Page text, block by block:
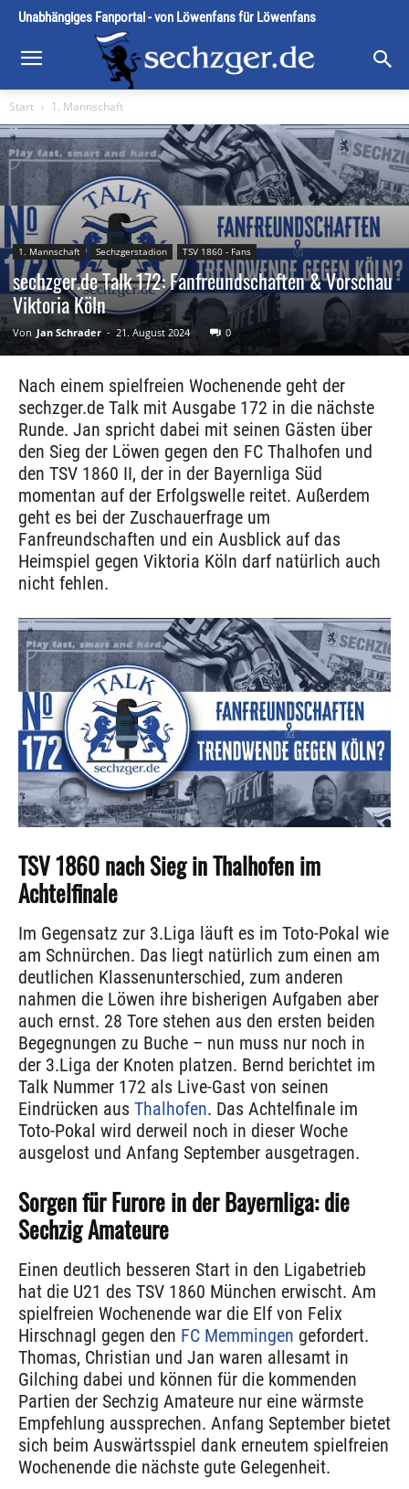
Unabhängiges Fanportal - von Löwenfans für Löwenfans
Start 1. Mannschaft
1. Mannschaft Sechzgerstadion TSV 1860 - Fans
sechzger.de Talk 172: Fanfreundschaften & Vorschau
Viktoria Köln
Von Jan Schrader - 21. August 2024 0
Nach einem spielfreien Wochenende geht der
sechzger.de Talk mit Ausgabe 172 in die nächste
Runde. Jan spricht dabei mit seinen Gästen über
den Sieg der Löwen gegen den FC Thalhofen und
den TSV 1860 II, der in der Bayernliga Süd
momentan auf der Erfolgswelle reitet. Außerdem
geht es bei der Zuschauerfrage um
Fanfreundschaften und ein Ausblick auf das
Heimspiel gegen Viktoria Köln darf natürlich auch
nicht fehlen.
TSV 1860 nach Sieg in Thalhofen im
Achtelfinale
Im Gegensatz zur 3.Liga läuft es im Toto-Pokal wie
am Schnürchen. Das liegt natürlich zum einen am
deutlichen Klassenunterschied, zum anderen
nahmen die Löwen ihre bisherigen Aufgaben aber
auch ernst. 28 Tore stehen aus den ersten beiden
Begegnungen zu Buche – nun muss nur noch in
der 3.Liga der Knoten platzen. Bernd berichtet im
Talk Nummer 172 als Live-Gast von seinen
Eindrücken aus Thalhofen. Das Achtelfinale im
Toto-Pokal wird derweil noch in dieser Woche
ausgelost und Anfang September ausgetragen.
Sorgen für Furore in der Bayernliga: die
Sechzig Amateure
Einen deutlich besseren Start in den Ligabetrieb
hat die U21 des TSV 1860 München erwischt. Am
spielfreien Wochenende war die Elf von Felix
Hirschnagl gegen den FC Memmingen gefordert.
Thomas, Christian und Jan waren allesamt in
Gilching dabei und können für die kommenden
Partien der Sechzig Amateure nur eine wärmste
Empfehlung aussprechen. Anfang September bietet
sich beim Auswärtsspiel dank erneutem spielfreien
Wochenende die nächste gute Gelegenheit.